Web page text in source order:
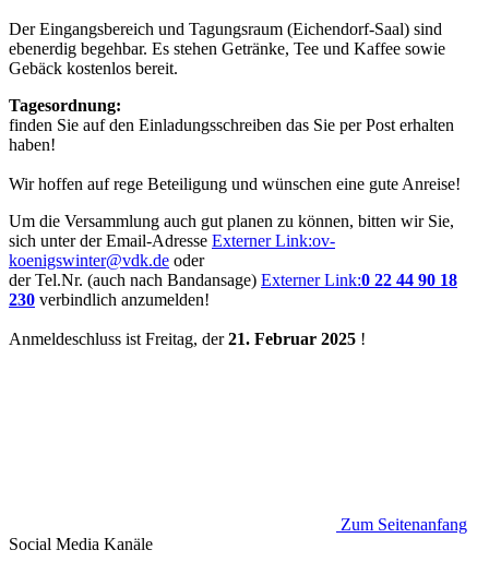
Der Eingangsbereich und Tagungsraum (Eichendorf-Saal) sind
ebenerdig begehbar. Es stehen Getränke, Tee und Kaffee sowie
Gebäck kostenlos bereit.
Tagesordnung:
finden Sie auf den Einladungsschreiben das Sie per Post erhalten
haben!
Wir hoffen auf rege Beteiligung und wünschen eine gute Anreise!
Um die Versammlung auch gut planen zu können, bitten wir Sie,
sich unter der Email-Adresse Externer Link:ov-
koenigswinter@vdk.de oder
der Tel.Nr. (auch nach Bandansage) Externer Link:0 22 44 90 18
230 verbindlich anzumelden!
Anmeldeschluss ist Freitag, der21. Februar 2025 !
Zum Seitenanfang
Social Media Kanäle